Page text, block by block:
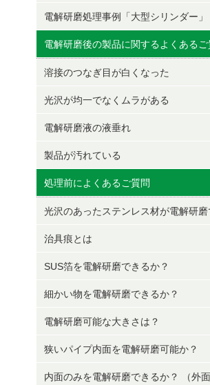
電解研磨処理事例「大型シリンダー」
電解研磨後の製品に関するよくあるご
溶接のつなぎ目が白くなった
光沢が均一でなくムラがある
電解研磨液の液垂れ
製品が汚れている
処理前によくあるご質問
光沢のあったステンレス材が電解研磨
治具痕とは
SUS箔を電解研磨できるか？
細かい物を電解研磨できるか？
電解研磨可能な大きさは？
狭いパイプ内面を電解研磨可能か？
内面のみを電解研磨できるか？ （外